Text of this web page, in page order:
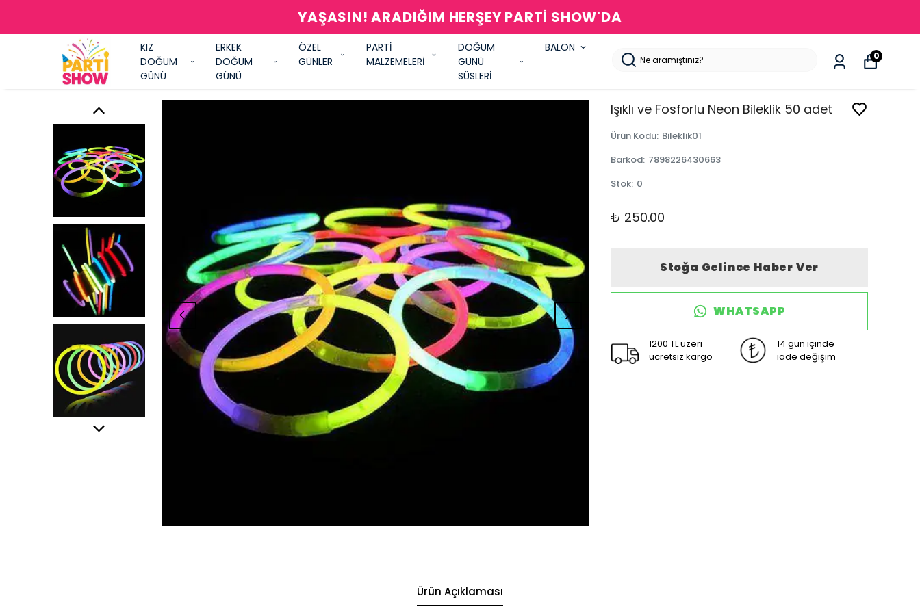
YAŞASIN! ARADIĞIM HERŞEY PARTİ SHOW'DA
KIZ
DOĞUM
GÜNÜ
ERKEK
DOĞUM
GÜNÜ
ÖZEL
GÜNLER
PARTİ
MALZEMELERİ
DOĞUM
GÜNÜ
SÜSLERİ
BALON
0
Işıklı ve Fosforlu Neon Bileklik 50 adet
Ürün Kodu: Bileklik01
Barkod: 7898226430663
Stok: 0
₺ 250.00
Stoğa Gelince Haber Ver
WHATSAPP
1200 TL üzeri
ücretsiz kargo
14 gün içinde
iade değişim
Ürün Açıklaması